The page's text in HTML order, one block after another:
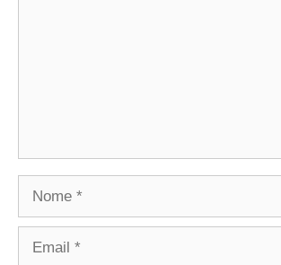
Nome
Email